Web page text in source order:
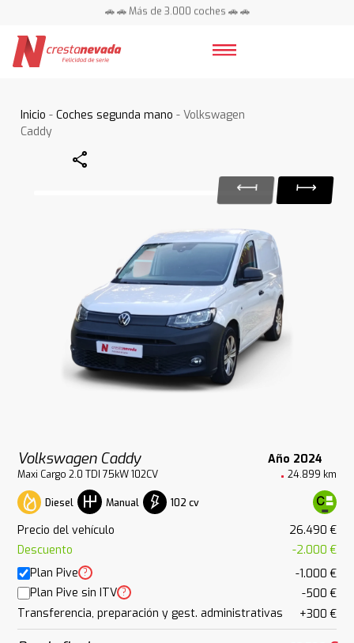
🚗 🚗 Más de 3.000 coches 🚗 🚗
Inicio -Coches segunda mano - Volkswagen
Caddy
Share
Volkswagen Caddy Año 2024
Maxi Cargo 2.0 TDI 75kW 102CV 24.899 km
Diesel Manual 102 cv
Precio del vehículo
26.490 €
Descuento
-2.000 €
Plan Pive ?
-1.000 €
Plan Pive sin ITV ?
-500 €
Transferencia, preparación y gest. administrativas
+300 €